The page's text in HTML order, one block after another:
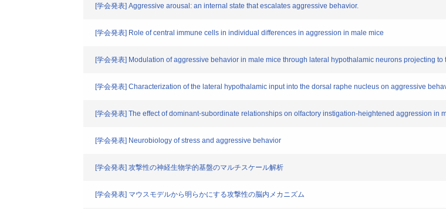
[学会発表] Aggressive arousal: an internal state that escalates aggressive behavior.
[学会発表] Role of central immune cells in individual differences in aggression in male mice
[学会発表] Modulation of aggressive behavior in male mice through lateral hypothalamic neurons projecting
[学会発表] Characterization of the lateral hypothalamic input into the dorsal raphe nucleus on aggressive
[学会発表] The effect of dominant-subordinate relationships on olfactory instigation-heightened aggression in
[学会発表] Neurobiology of stress and aggressive behavior
[学会発表] 攻撃性の神経生物学的基盤のマルチスケール解析
[学会発表] マウスモデルから明らかにする攻撃性の脳内メカニズム